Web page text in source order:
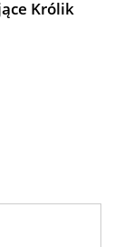
Królik